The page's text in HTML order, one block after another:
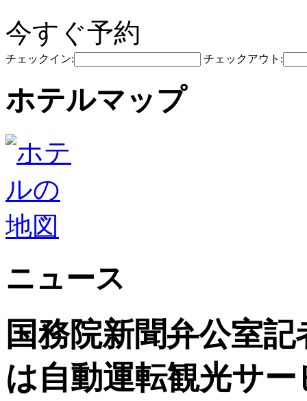
今すぐ予約
チェックイン: チェックアウト:
ホテルマップ
ニュース
国務院新聞弁公室
は自動運転観光サ